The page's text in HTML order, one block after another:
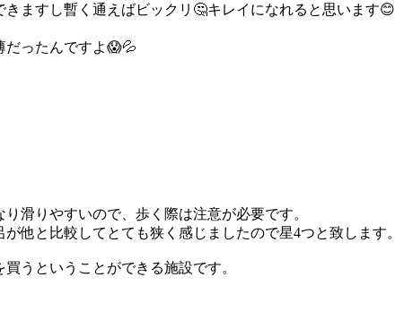
ますし暫く通えばビックリ🤔キレイになれると思います😊
だったんですよ😱💦
滑りやすいので、歩く際は注意が必要です。
他と比較してとても狭く感じましたので星4つと致します。
うということができる施設です。